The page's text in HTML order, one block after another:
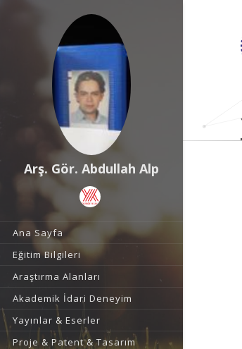
Arş. Gör. Abdullah Alp
Ana Sayfa
Eğitim Bilgileri
Araştırma Alanları
Akademik İdari Deneyim
Yayınlar & Eserler
Proje & Patent & Tasarım